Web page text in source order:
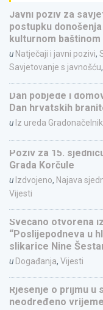
Javni poziv za
postupku
kulturnom baštinom
u Natječaji i javni pozivi,
Savjetovanje s javnošću,
Dan pobjede i
Dan hrvatskih
u Iz ureda
Poziv za 15.
Grada Korčule
u Izdvojeno, Najava
Vijesti
Svečano otvorena
“Poslijepodneva u
slikarice Nine
u Događanja, Vijesti
Rješenje o prijmu u
neodređeno vrijeme